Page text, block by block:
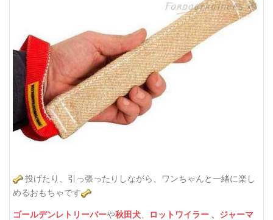
投げたり、引っ張ったりしながら、ワンちゃんと一緒に楽し
めるおもちゃです
ゴールデンレトリーバーや秋田犬、 ロットワイラー 、 ジャーマ